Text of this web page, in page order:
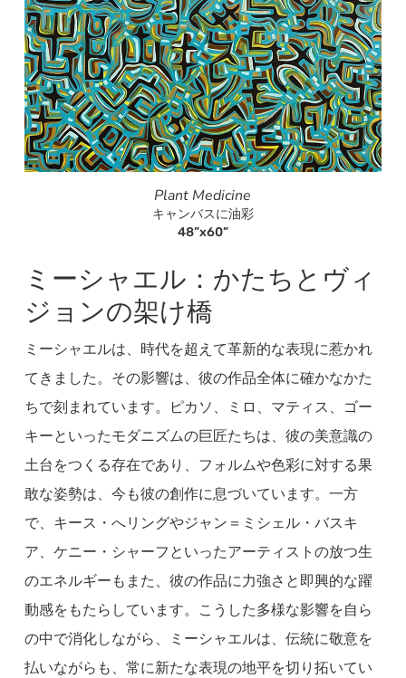
Plant Medicine
キャンバスに油彩
48”x60”
ミーシャエル：かたちとヴィ
ジョンの架け橋
ミーシャエルは、時代を超えて革新的な表現に惹かれ
てきました。その影響は、彼の作品全体に確かなかた
ちで刻まれています。ピカソ、ミロ、マティス、ゴー
キーといったモダニズムの巨匠たちは、彼の美意識の
土台をつくる存在であり、フォルムや色彩に対する果
敢な姿勢は、今も彼の創作に息づいています。一方
で、キース・へリングやジャン＝ミシェル・バスキ
ア、ケニー・シャーフといったアーティストの放つ生
のエネルギーもまた、彼の作品に力強さと即興的な躍
動感をもたらしています。こうした多様な影響を自ら
の中で消化しながら、ミーシャエルは、伝統に敬意を
払いながらも、常に新たな表現の地平を切り拓いてい